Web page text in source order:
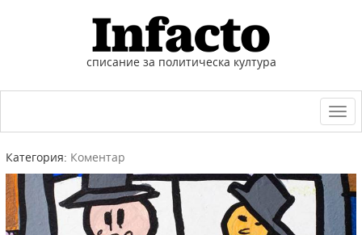
списание за политическа култура
Категория: Коментар